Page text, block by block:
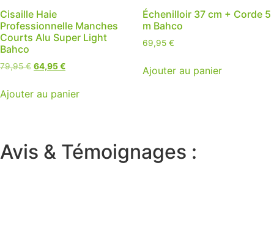
Cisaille Haie
Professionnelle Manches
Courts Alu Super Light
Bahco
79,95€ Le
initial
était :
64,95€Le
actuel
Ajouter au panier
Échenilloir 37 cm + Corde 5
m Bahco
69,95 €
Ajouter au panier
Avis & Témoignages :